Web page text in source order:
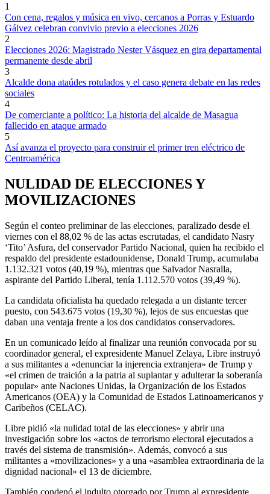
1
Con cena, regalos y música en vivo, cercanos a Porras y Estuardo
Gálvez celebran convivio previo a elecciones 2026
2
Elecciones 2026: Magistrado Nester Vásquez en gira departamental
permanente desde abril
3
Alcalde dona ataúdes rotulados y el caso genera debate en las redes
sociales
4
De comerciante a político: La historia del alcalde de Masagua
fallecido en ataque armado
5
Así avanza el proyecto para construir el primer tren eléctrico de
Centroamérica
NULIDAD DE ELECCIONES Y
MOVILIZACIONES
Según el conteo preliminar de las elecciones, paralizado desde el
viernes con el 88,02 % de las actas escrutadas, el candidato Nasry
‘Tito’ Asfura, del conservador Partido Nacional, quien ha recibido el
respaldo del presidente estadounidense, Donald Trump, acumulaba
1.132.321 votos (40,19 %), mientras que Salvador Nasralla,
aspirante del Partido Liberal, tenía 1.112.570 votos (39,49 %).
La candidata oficialista ha quedado relegada a un distante tercer
puesto, con 543.675 votos (19,30 %), lejos de sus encuestas que
daban una ventaja frente a los dos candidatos conservadores.
En un comunicado leído al finalizar una reunión convocada por su
coordinador general, el expresidente Manuel Zelaya, Libre instruyó
a sus militantes a «denunciar la injerencia extranjera» de Trump y
«el crimen de traición a la patria al suplantar y adulterar la soberanía
popular» ante Naciones Unidas, la Organización de los Estados
Americanos (OEA) y la Comunidad de Estados Latinoamericanos y
Caribeños (CELAC).
Libre pidió «la nulidad total de las elecciones» y abrir una
investigación sobre los «actos de terrorismo electoral ejecutados a
través del sistema de transmisión». Además, convocó a sus
militantes a «movilizaciones» y a una «asamblea extraordinaria de la
dignidad nacional» el 13 de diciembre.
También condenó el indulto otorgado por Trump al expresidente